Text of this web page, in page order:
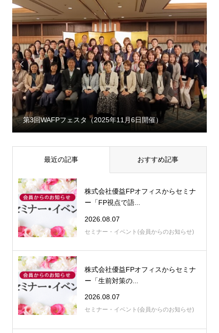

第3回WAFPフェスタ（2025年11月6日開催）

最近の記事 おすすめ記事
株式会社優益FPオフィスからセミナ
ー「FP視点で語...
2026.08.07
セミナー・イベント(会員からのお知らせ)
株式会社優益FPオフィスからセミナ
ー「生前対策の...
2026.08.07
セミナー・イベント(会員からのお知らせ)